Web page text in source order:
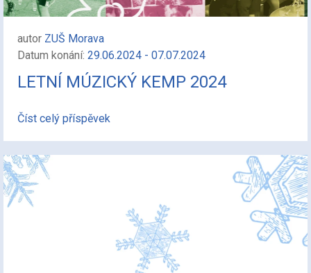
autor ZUŠ Morava
Datum konání: 29.06.2024 - 07.07.2024
LETNÍ MÚZICKÝ KEMP 2024
Číst celý příspěvek